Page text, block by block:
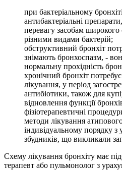
при бактеріальному
антибактеріальні
перевагу засобам широкого
різними видами бактерій;
обструктивний бронхіт
знімають бронхоспазм, -
нормальну прохідність
хронічний бронхіт
лікування, у період
антибіотики, також для
відновлення функції
фізіотерапевтичні
методи лікування
індивідуальному порядку
збудників, що викликали
Схему лікування бронхіту має
терапевт або пульмонолог з